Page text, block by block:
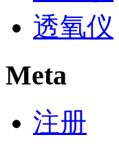
透氧仪
Meta
注册